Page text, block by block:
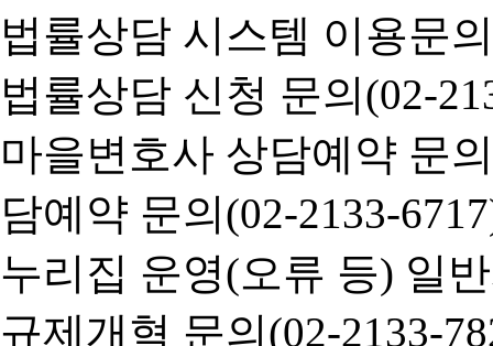
법률상담 시스템 이용문
법률상담 신청 문의(02-
마을변호사 상담예약 문
담예약 문의(02-2133-
누리집 운영(오류 등) 일
규제개혁 문의(02-2133-